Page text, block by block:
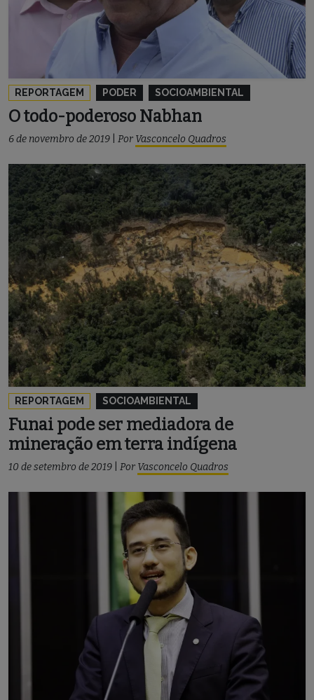
REPORTAGEM PODER SOCIOAMBIENTAL
O todo-poderoso Nabhan
6 de novembro de 2019 Por Vasconcelo Quadros
REPORTAGEM SOCIOAMBIENTAL
Funai pode ser mediadora de
mineração em terra indígena
10 de setembro de 2019 Por Vasconcelo Quadros